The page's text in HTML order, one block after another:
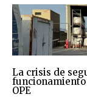
La crisis de
OPE